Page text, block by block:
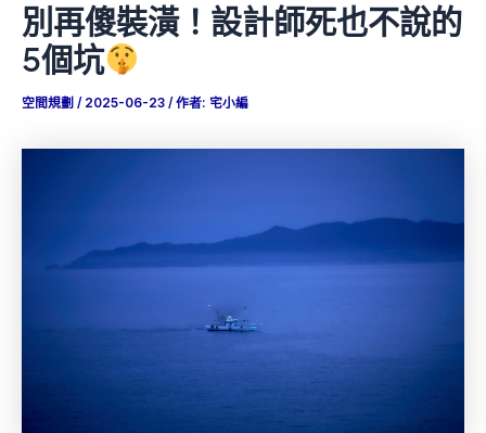
別再傻裝潢！設計師死也不說的
5個坑
空間規劃 / 2025-06-23 / 作者: 宅小編